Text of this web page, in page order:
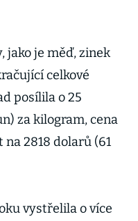
jako je měď, zinek
celkové
posílila o 25
za kilogram, cena
2818 dolarů (61
vystřelila o více